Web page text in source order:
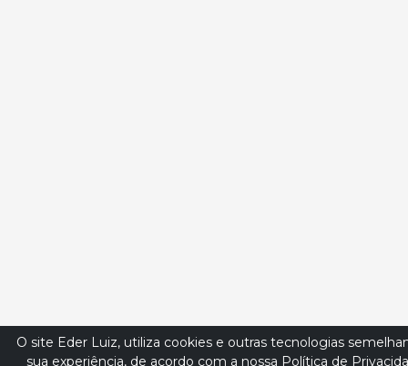
O site Eder Luiz, utiliza cookies e outras tecnologias
sua experiência, de acordo com a nossa Política de